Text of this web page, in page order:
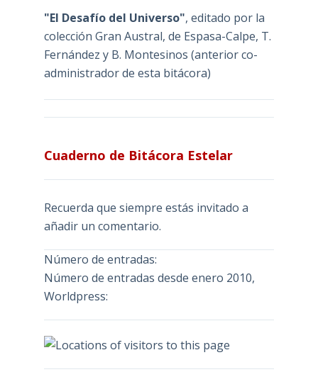
"El Desafío del Universo", editado por la
colección Gran Austral, de Espasa-Calpe, T.
Fernández y B. Montesinos (anterior co-
administrador de esta bitácora)
Cuaderno de Bitácora Estelar
Recuerda que siempre estás invitado a
añadir un comentario.
Número de entradas:
Número de entradas desde enero 2010,
Worldpress: